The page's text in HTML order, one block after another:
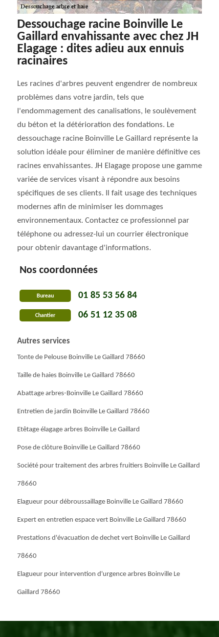
Dessouchage racine Boinville Le
Gaillard envahissante avec chez JH
Elagage : dites adieu aux ennuis
racinaires
Les racines d'arbres peuvent engendrer de nombreux
problèmes dans votre jardin, tels que
l'endommagement des canalisations, le soulèvement
du béton et la détérioration des fondations. Le
dessouchage racine Boinville Le Gaillard représente la
solution idéale pour éliminer de manière définitive ces
racines envahissantes. JH Elagage propose une gamme
variée de services visant à répondre aux besoins
spécifiques de ses clients. Il fait usage des techniques
modernes afin de minimiser les dommages
environnementaux. Contactez ce professionnel par
téléphone ou adressez-lui un courrier électronique
pour obtenir davantage d'informations.
Nos coordonnées
Bureau 01 85 53 56 84
Chantier 06 51 12 35 08
Autres services
Tonte de Pelouse Boinville Le Gaillard 78660
Taille de haies Boinville Le Gaillard 78660
Abattage arbres-Boinville Le Gaillard 78660
Entretien de jardin Boinville Le Gaillard 78660
Etêtage élagage arbres Boinville Le Gaillard
Pose de clôture Boinville Le Gaillard 78660
Société pour traitement des arbres fruitiers Boinville Le Gaillard
78660
Elagueur pour débroussaillage Boinville Le Gaillard 78660
Expert en entretien espace vert Boinville Le Gaillard 78660
Prestations d'évacuation de dechet vert Boinville Le Gaillard
78660
Elagueur pour intervention d'urgence arbres Boinville Le
Gaillard 78660